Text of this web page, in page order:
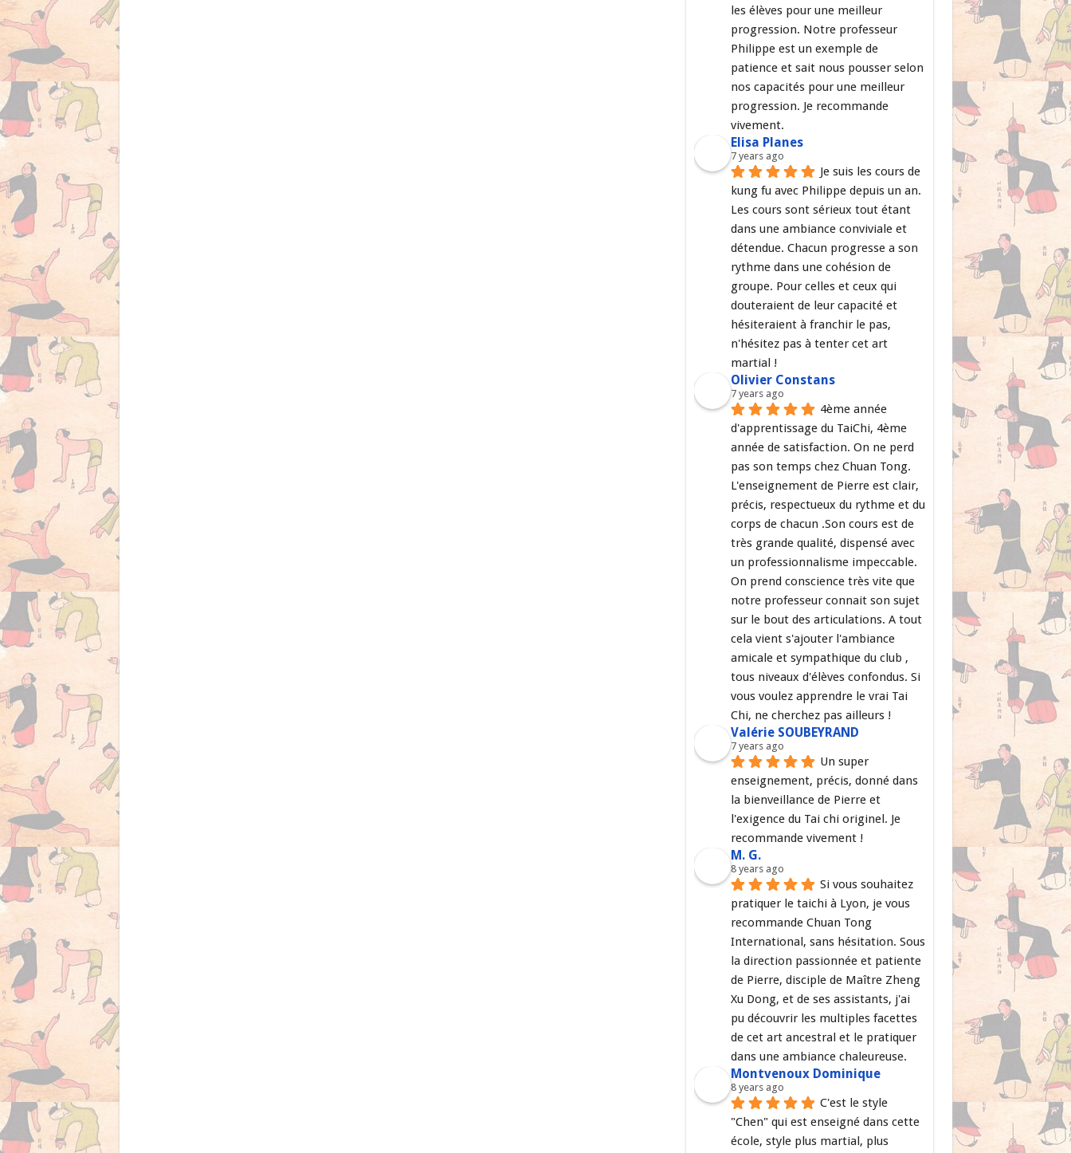
les élèves pour une meilleur
progression. Notre professeur
Philippe est un exemple de
patience et sait nous pousser selon
nos capacités pour une meilleur
progression. Je recommande
vivement.
Elisa Planes
7 years ago
Je suis les cours de
kung fu avec Philippe depuis un an.
Les cours sont sérieux tout étant
dans une ambiance conviviale et
détendue. Chacun progresse a son
rythme dans une cohésion de
groupe. Pour celles et ceux qui
douteraient de leur capacité et
hésiteraient à franchir le pas,
n'hésitez pas à tenter cet art
martial !
Olivier Constans
7 years ago
4ème année
d'apprentissage du TaiChi, 4ème
année de satisfaction. On ne perd
pas son temps chez Chuan Tong.
L'enseignement de Pierre est clair,
précis, respectueux du rythme et du
corps de chacun .Son cours est de
très grande qualité, dispensé avec
un professionnalisme impeccable.
On prend conscience très vite que
notre professeur connait son sujet
sur le bout des articulations. A tout
cela vient s'ajouter l'ambiance
amicale et sympathique du club ,
tous niveaux d'élèves confondus. Si
vous voulez apprendre le vrai Tai
Chi, ne cherchez pas ailleurs !
Valérie SOUBEYRAND
7 years ago
Un super
enseignement, précis, donné dans
la bienveillance de Pierre et
l'exigence du Tai chi originel. Je
recommande vivement !
M. G.
8 years ago
Si vous souhaitez
pratiquer le taichi à Lyon, je vous
recommande Chuan Tong
International, sans hésitation. Sous
la direction passionnée et patiente
de Pierre, disciple de Maître Zheng
Xu Dong, et de ses assistants, j'ai
pu découvrir les multiples facettes
de cet art ancestral et le pratiquer
dans une ambiance chaleureuse.
Montvenoux Dominique
8 years ago
C'est le style
"Chen" qui est enseigné dans cette
école, style plus martial, plus